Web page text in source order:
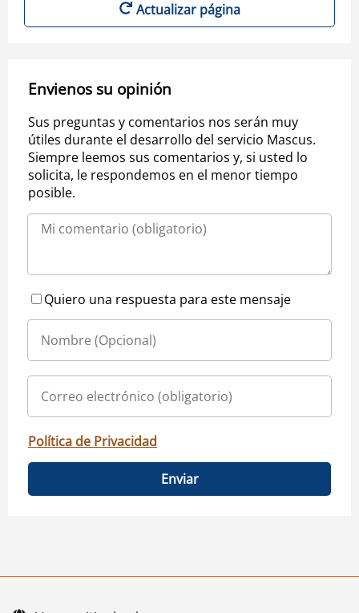
Actualizar página
Envienos su opinión
Sus preguntas y comentarios nos serán muy
útiles durante el desarrollo del servicio Mascus.
Siempre leemos sus comentarios y, si usted lo
solicita, le respondemos en el menor tiempo
posible.
Quiero una respuesta para este mensaje
Política de Privacidad
Enviar